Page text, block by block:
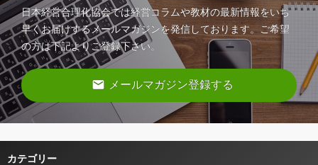
日本経営合理化協会では経営コラムや教材の最新情報をいち
早くお届けするメールマガジンを発信しております。ご希望
の方は下記よりご登録下さい。
email メールマガジン登録する
カテゴリー